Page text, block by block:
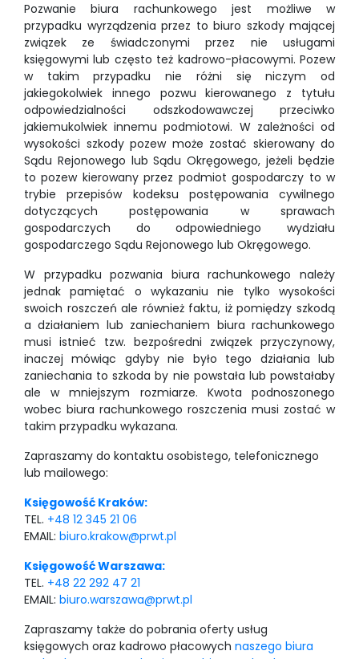
Pozwanie biura rachunkowego jest możliwe w
przypadku wyrządzenia przez to biuro szkody mającej
związek ze świadczonymi przez nie usługami
księgowymi lub często też kadrowo-płacowymi. Pozew
w takim przypadku nie różni się niczym od
jakiegokolwiek innego pozwu kierowanego z tytułu
odpowiedzialności odszkodowawczej przeciwko
jakiemukolwiek innemu podmiotowi. W zależności od
wysokości szkody pozew może zostać skierowany do
Sądu Rejonowego lub Sądu Okręgowego, jeżeli będzie
to pozew kierowany przez podmiot gospodarczy to w
trybie przepisów kodeksu postępowania cywilnego
dotyczących postępowania w sprawach
gospodarczych do odpowiedniego wydziału
gospodarczego Sądu Rejonowego lub Okręgowego.
W przypadku pozwania biura rachunkowego należy
jednak pamiętać o wykazaniu nie tylko wysokości
swoich roszczeń ale również faktu, iż pomiędzy szkodą
a działaniem lub zaniechaniem biura rachunkowego
musi istnieć tzw. bezpośredni związek przyczynowy,
inaczej mówiąc gdyby nie było tego działania lub
zaniechania to szkoda by nie powstała lub powstałaby
ale w mniejszym rozmiarze. Kwota podnoszonego
wobec biura rachunkowego roszczenia musi zostać w
takim przypadku wykazana.
Zapraszamy do kontaktu osobistego, telefonicznego
lub mailowego:
Księgowość Kraków:
TEL. +48 12 345 21 06
EMAIL: biuro.krakow@prwt.pl
Księgowość Warszawa:
TEL. +48 22 292 47 21
EMAIL: biuro.warszawa@prwt.pl
Zapraszamy także do pobrania oferty usług
księgowych oraz kadrowo płacowych naszego biura